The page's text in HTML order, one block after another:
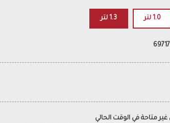
1.0 لتر 1.3 لتر
غير متاحة في الوقت الحالي